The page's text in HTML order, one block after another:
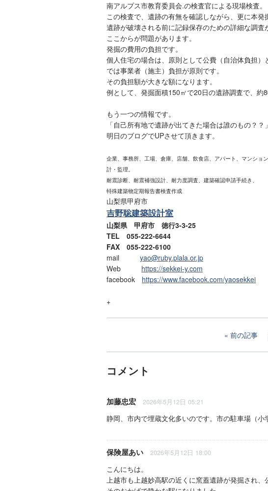
南アルプス市教育委員会.の検査官による現場検査。
この検査で、遺跡の有無を確認しながら、更に本
遺跡が破壊される前に記録保存のための詳細な調査
ここからが問題があります。
発掘の費用の負担です。
個人住宅の場合は、原則として公費（自治体負担
では事業者（施主）負担が原則です。
その負担額が大きな額になります。
例として、発掘面積150㎡で20日の遺跡調査で、約
もう一つの情報です。
「自己所有地で遺跡が出てきた場合は誰のもの？？
明日のブログでUPさせて頂きます。
企業、事務所、工場、倉庫、店舗、飲食店、アパート、マンショ
計・監理。
耐震診断、耐震補強設計、耐力度調査、建築確認申請手続き、
特殊建築物定期報告書検査作成
山梨県甲府市
吉野聡建築設計室
山梨県 甲府市 徳行3-3-25
TEL 055-222-6644
FAX 055-222-6100
mail yao@ruby.plala.or.jp
Web https://sekkei-y.com
facebook https://www.facebook.com/yaosekkei
+
前の記事
コメント
加藤忠宏 2026年5月12日 05:21
静岡、市内で埋蔵文化多いのです。市の駐車場（小
保険屋あい 2026年5月12日 18:00
こんにちは。
上越市も上越妙高駅の近くに窯蓋遺跡が発掘され、